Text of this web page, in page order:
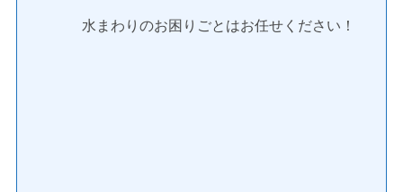
水まわりのお困りごとはお任せください！